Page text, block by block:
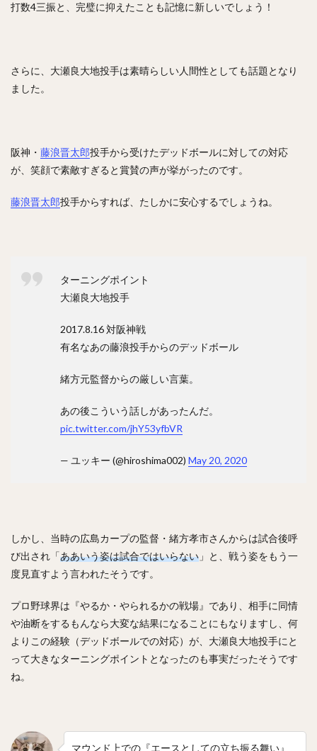
打数4三振と、完璧に抑えたことも記憶に新しいでしょう！
さらに、大瀬良大地投手は素晴らしい人間性としても話題となり
ました。
阪神・ 藤浪晋太郎投手から受けたデッドボールに対しての対応
が、笑顔で素敵すぎると賞賛の声が挙がったのです。
藤浪晋太郎投手からすれば、たしかに安心するでしょうね。
ターニングポイント
大瀬良大地投手
2017.8.16 対阪神戦
有名なあの藤浪投手からのデッドボール
緒方元監督からの厳しい言葉。
あの後こういう話しがあったんだ。
pic.twitter.com/jhY53yfbVR
— ユッキー (@hiroshima002) May 20, 2020
しかし、当時の広島カープの監督・緒方孝市さんからは試合後呼
び出され「ああいう姿は試合ではいらない 」と、戦う姿をもう一
度見直すよう言われたそうです。
プロ野球界は『やるか・やられるかの戦場』であり、相手に同情
や油断をするもんなら大変な結果になることにもなりますし、何
よりこの経験（デッドボールでの対応）が、大瀬良大地投手にと
って大きなターニングポイントとなったのも事実だったそうです
ね。
マウンド上での『エースとしての立ち振る舞い』